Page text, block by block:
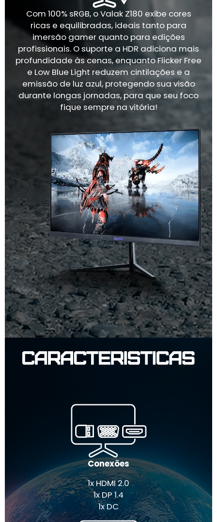
Com 100% sRGB, o Valak Z180 exibe cores
ricas e equilibradas, ideais tanto para
imersão gamer quanto para edições
profissionais. O suporte a HDR adiciona mais
profundidade às cenas, enquanto Flicker Free
e Low Blue Light reduzem cintilações e a
emissão de luz azul, protegendo sua visão
durante longas jornadas, para que seu foco
fique sempre na vitória!
Conexões
1x HDMI 2.0
1x DP 1.4
1x DC